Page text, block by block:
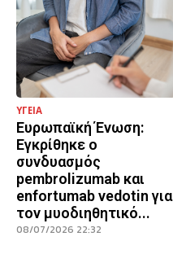
ΥΓΕΙΑ
Ευρωπαϊκή Ένωση:
Εγκρίθηκε ο
συνδυασμός
pembrolizumab και
enfortumab vedotin για
τον μυοδιηθητικό...
08/07/2026 22:32